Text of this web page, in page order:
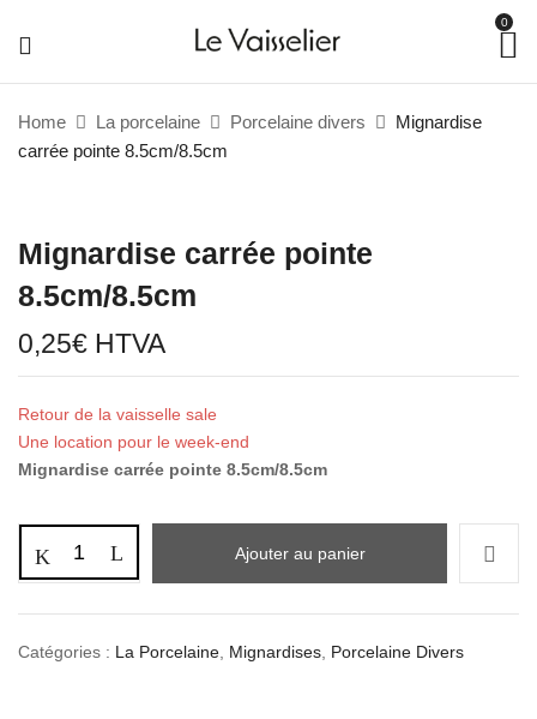
0
Home La porcelaine Porcelaine divers
Mignardise
carrée pointe 8.5cm/8.5cm
Mignardise carrée pointe
8.5cm/8.5cm
0,25€ HTVA
Retour de la vaisselle sale
Une location pour le week-end
Mignardise carrée pointe 8.5cm/8.5cm
Ajouter au panier
Catégories : La Porcelaine, Mignardises, Porcelaine Divers